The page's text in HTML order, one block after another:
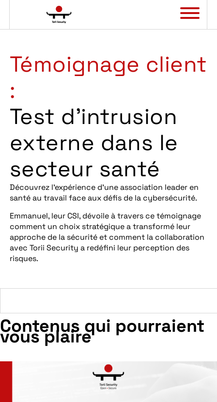
Témoignage client
:
Test d’intrusion
externe dans le
secteur santé
Découvrez l’expérience d’une association leader en
santé au travail face aux défis de la cybersécurité.
Emmanuel, leur CSI, dévoile à travers ce témoignage
comment un choix stratégique a transformé leur
approche de la sécurité et comment la collaboration
avec Torii Security a redéfini leur perception des
risques.
Contenus qui pourraient
vous plaire
Panneau de gestion des cookies